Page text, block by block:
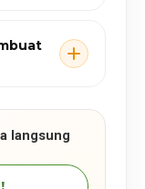
langsung